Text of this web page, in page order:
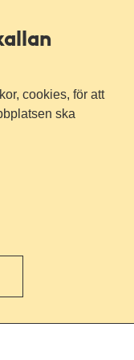
cookies, för att
ska